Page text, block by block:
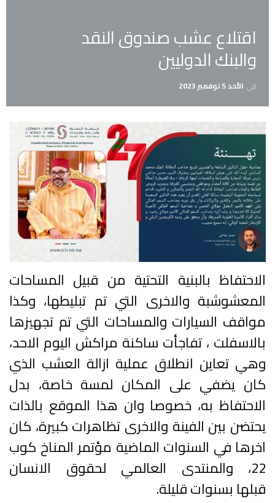
اقتلاع عشب صندوق النقد
والبنك الدوليين
في الأحد 5 نوفمبر 2023
الاحتفاظ بالبنية التحتية من قبيل المساحات
المعشوشبة والاخرى التي تم تبليطها، وكذا
مواقف السيارات والمساحات التي تم تجهيزها
بالاسفلت ، تفاجأت ساكنة مراكش اليوم الاحد،
وهي تعاين انطلاق عملية ازالة العشب الذي
كان يضفي على المكان لمسة خاصة، بدل
الاحتفاظ به، خصوصا وان هذا الموقع بالذات
يحتضن بين الفينة والاخرى تظاهرات كبيرة، كان
اخرها في السنوات الماضية مؤتمر المناخ كوب
22، والمنتدى العالمي لحقوق الانسان
قبلها بسنوات قليلة.